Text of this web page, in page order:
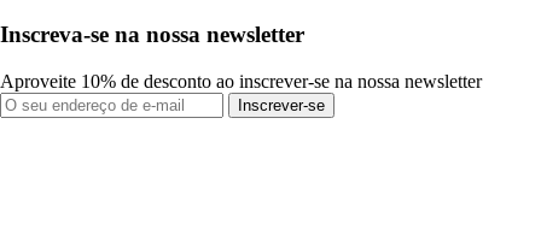
Inscreva-se na nossa newsletter
Aproveite 10% de desconto ao inscrever-se na nossa newsletter
Inscrever-se